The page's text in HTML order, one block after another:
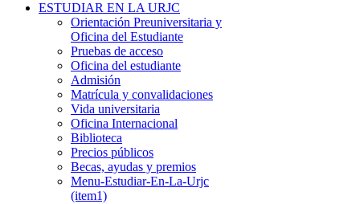
ESTUDIAR EN LA URJC
Orientación Preuniversitaria y
Oficina del Estudiante
Pruebas de acceso
Oficina del estudiante
Admisión
Matrícula y convalidaciones
Vida universitaria
Oficina Internacional
Biblioteca
Precios públicos
Becas, ayudas y premios
Menu-Estudiar-En-La-Urjc
(item1)